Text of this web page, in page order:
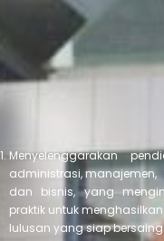
Menyelenggarakan
administrasi, manajemen,
dan bisnis, yang
praktik untuk menghasilkan
lulusan yang siap